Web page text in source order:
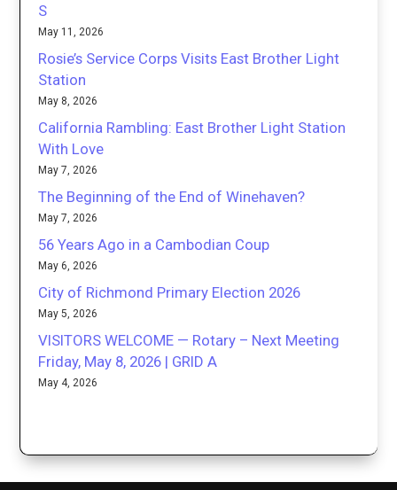
S
May 11, 2026
Rosie’s Service Corps Visits East Brother Light
Station
May 8, 2026
California Rambling: East Brother Light Station
With Love
May 7, 2026
The Beginning of the End of Winehaven?
May 7, 2026
56 Years Ago in a Cambodian Coup
May 6, 2026
City of Richmond Primary Election 2026
May 5, 2026
VISITORS WELCOME — Rotary – Next Meeting
Friday, May 8, 2026 | GRID A
May 4, 2026